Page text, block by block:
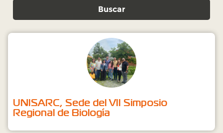
Buscar
UNISARC, Sede del VII Simposio
Regional de Biología